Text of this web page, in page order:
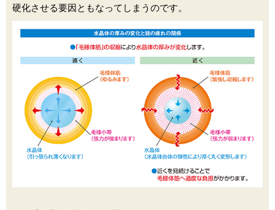
硬化させる要因ともなってしまうのです。